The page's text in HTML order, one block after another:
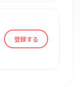
登録する